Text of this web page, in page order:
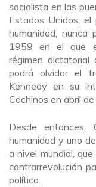
socialista en las
Estados Unidos,
humanidad,
1959 en el que
régimen dictatorial
podrá olvidar el
Kennedy en su
Cochinos en abril
Desde
humanidad y uno
a nivel mundial,
contrarrevolución
político.